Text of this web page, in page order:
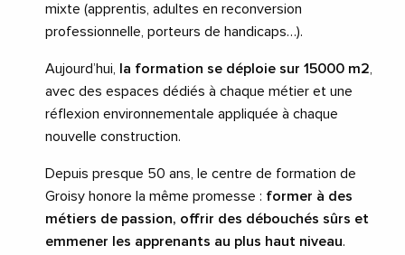
mixte (apprentis, adultes en reconversion
professionnelle, porteurs de handicaps…).
Aujourd’hui, la formation se déploie sur 15000 m2
avec des espaces dédiés à chaque métier et une
réflexion environnementale appliquée à chaque
nouvelle construction.
Depuis presque 50 ans, le centre de formation de
Groisy honore la même promesse : former à des
métiers de passion, offrir des débouchés sûrs et
emmener les apprenants au plus haut niveau.